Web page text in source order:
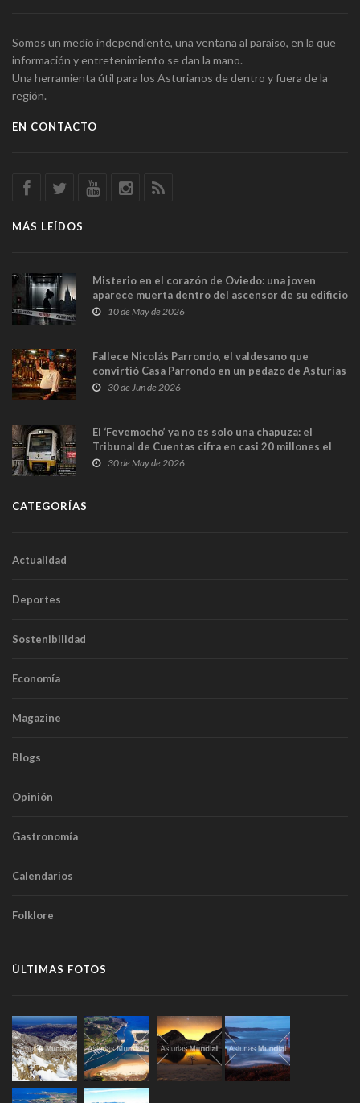
Somos un medio independiente, una ventana al paraíso, en la que
información y entretenimiento se dan la mano.
Una herramienta útil para los Asturianos de dentro y fuera de la
región.
EN CONTACTO
MÁS LEÍDOS
Misterio en el corazón de Oviedo: una joven
aparece muerta dentro del ascensor de su edificio
y las cámaras captan sus últimos minutos
10 de May de 2026
Fallece Nicolás Parrondo, el valdesano que
convirtió Casa Parrondo en un pedazo de Asturias
en Madrid
30 de Jun de 2026
El ‘Fevemocho’ ya no es solo una chapuza: el
Tribunal de Cuentas cifra en casi 20 millones el
sobrecoste de los trenes que no cabían por los
30 de May de 2026
CATEGORÍAS
Actualidad
Deportes
Sostenibilidad
Economía
Magazine
Blogs
Opinión
Gastronomía
Calendarios
Folklore
ÚLTIMAS FOTOS